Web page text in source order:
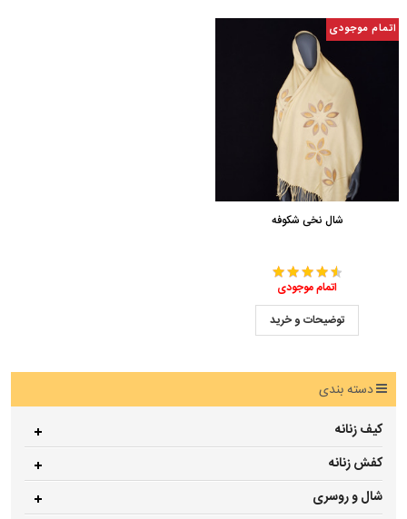
اتمام موجودی
شال نخی شکوفه
اتمام موجودی
توضیحات و خرید
دسته بندی
کیف زنانه
کفش زنانه
شال و روسری